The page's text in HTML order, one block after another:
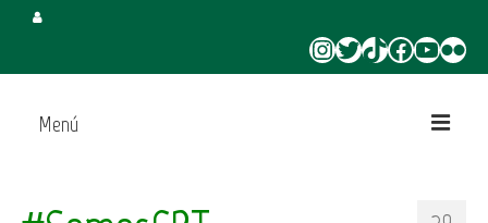
Instagram
Twitter
TikTokFacebook
YouTube
Flickr
Menú